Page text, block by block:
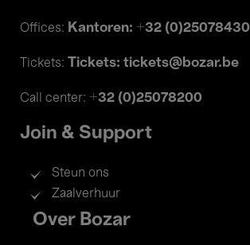
Offices: Kantoren: +32 (0)25078430
Tickets: Tickets: tickets@bozar.be
Call center: +32 (0)25078200
Join & Support
Steun ons
Zaalverhuur
Footer
menu
Over Bozar